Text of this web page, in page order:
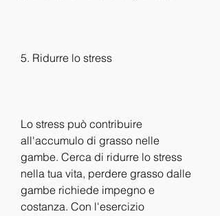
5. Ridurre lo stress
Lo stress può contribuire
all'accumulo di grasso nelle
gambe. Cerca di ridurre lo stress
nella tua vita, perdere grasso dalle
gambe richiede impegno e
costanza. Con l'esercizio